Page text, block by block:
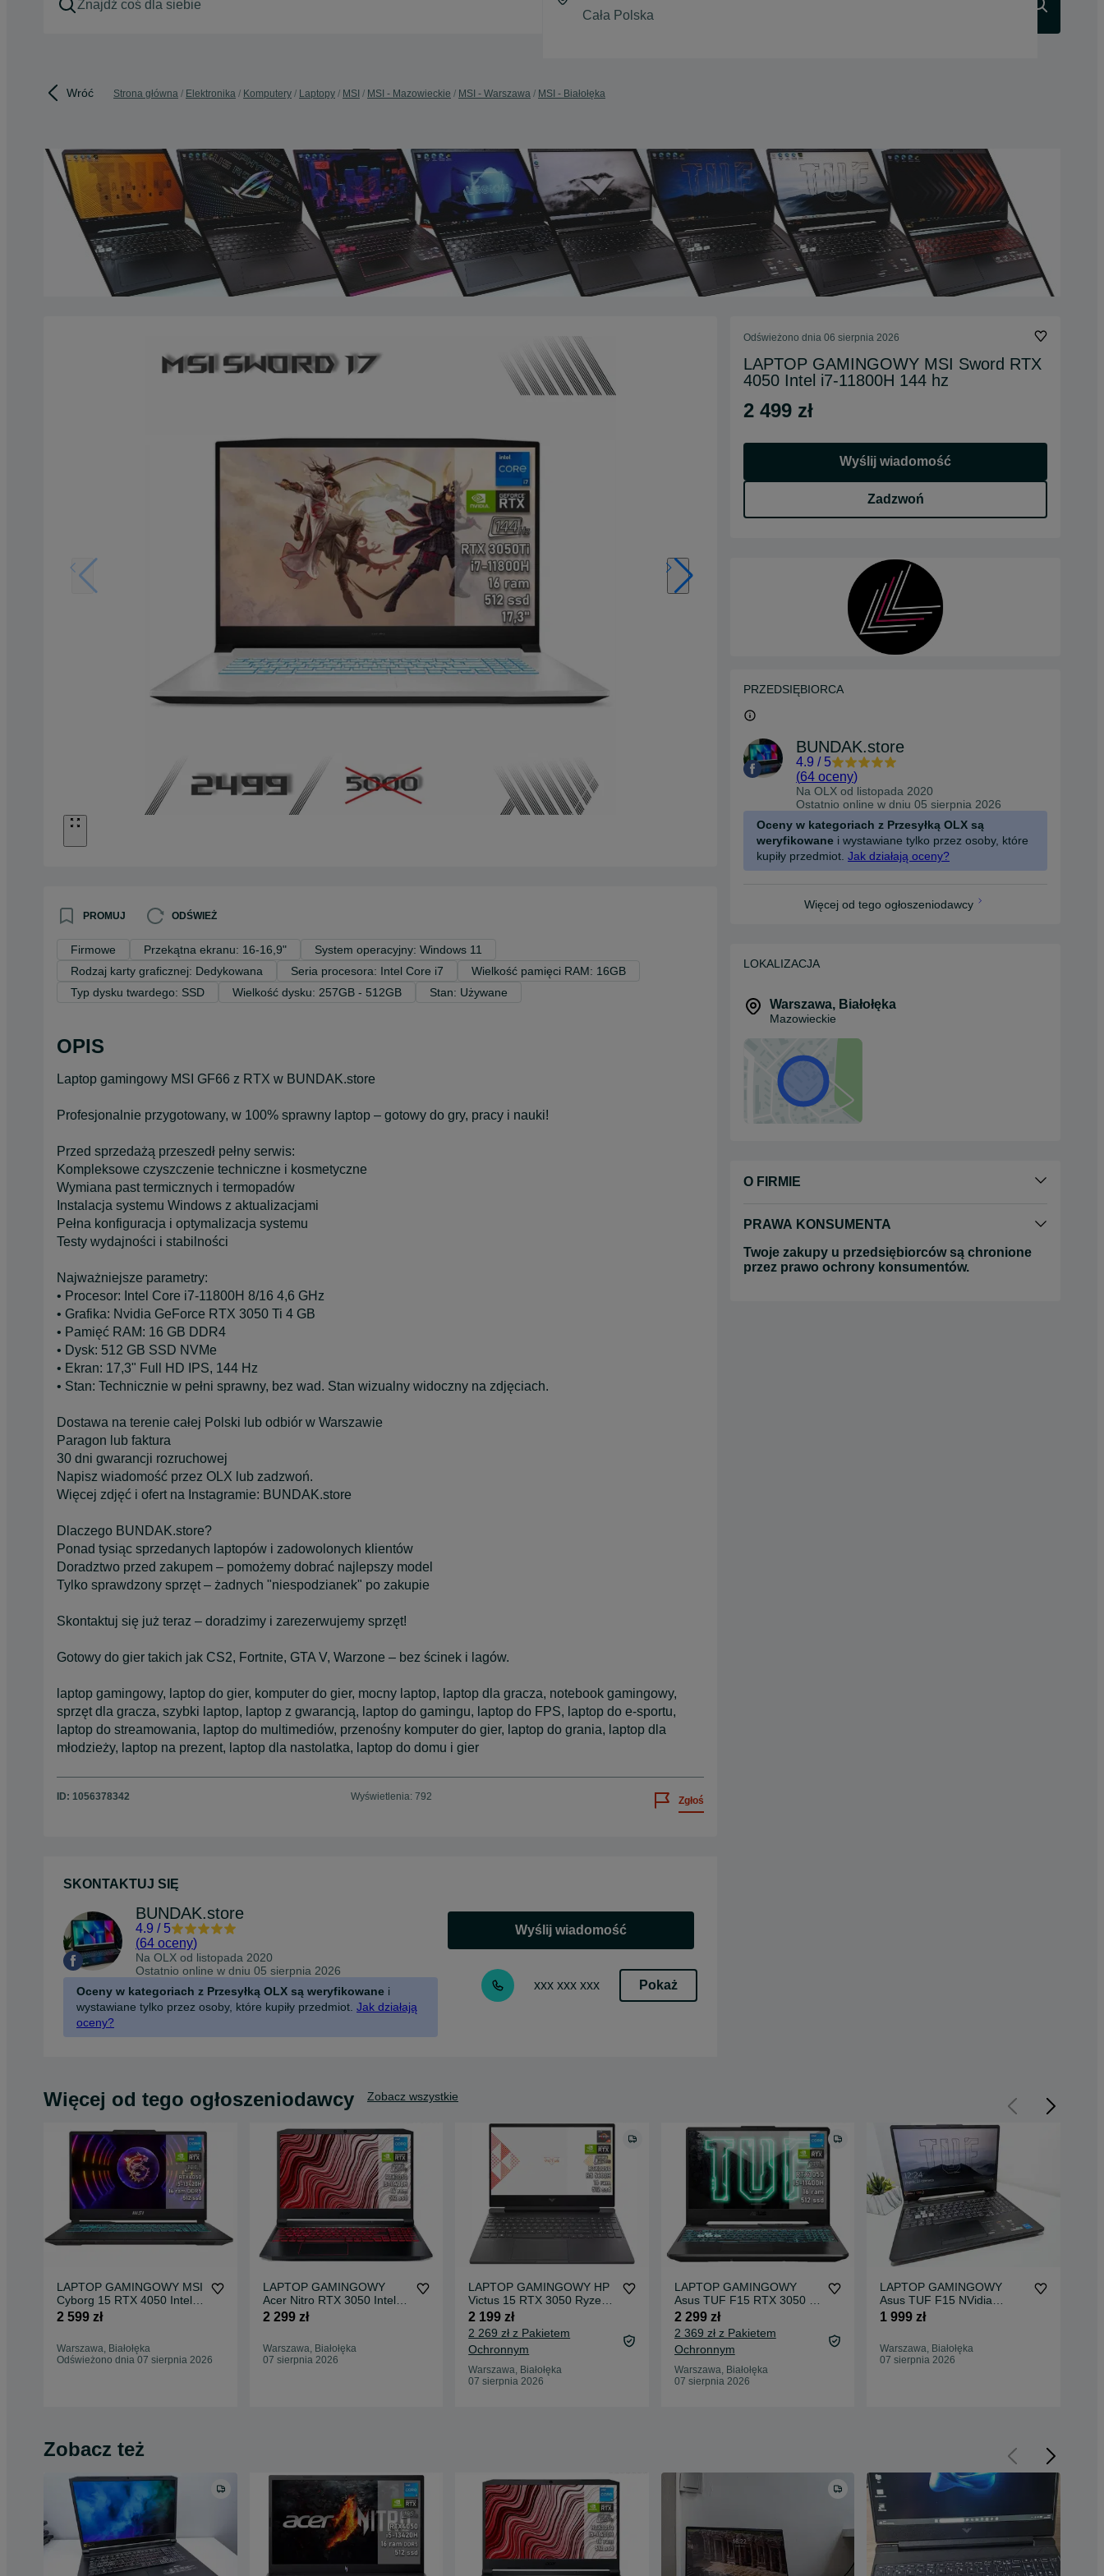
Wróć Strona główna Elektronika Komputery Laptopy MSI MSI - Mazowieckie MSI - Warszawa MSI - Białołęka
PROMUJ ODŚWIEŻ
Firmowe Przekątna ekranu: 16-16,9"
System operacyjny: Windows 11
Rodzaj karty graficznej: Dedykowana
Seria procesora: Intel Core i7
Wielkość pamięci RAM: 16GB
Typ dysku twardego: SSD
Wielkość dysku: 257GB - 512GB Stan: Używane
OPIS
Laptop gamingowy MSI GF66 z RTX w BUNDAK.store
Profesjonalnie przygotowany, w 100% sprawny laptop – gotowy do gry, pracy i nauki!
Przed sprzedażą przeszedł pełny serwis:
Kompleksowe czyszczenie techniczne i kosmetyczne
Wymiana past termicznych i termopadów
Instalacja systemu Windows z aktualizacjami
Pełna konfiguracja i optymalizacja systemu
Testy wydajności i stabilności
Najważniejsze parametry:
• Procesor: Intel Core i7-11800H 8/16 4,6 GHz
• Grafika: Nvidia GeForce RTX 3050 Ti 4 GB
• Pamięć RAM: 16 GB DDR4
• Dysk: 512 GB SSD NVMe
• Ekran: 17,3" Full HD IPS, 144 Hz
• Stan: Technicznie w pełni sprawny, bez wad. Stan wizualny widoczny na zdjęciach.
Dostawa na terenie całej Polski lub odbiór w Warszawie
Paragon lub faktura
30 dni gwarancji rozruchowej
Napisz wiadomość przez OLX lub zadzwoń.
Więcej zdjęć i ofert na Instagramie: BUNDAK.store
Dlaczego BUNDAK.store?
Ponad tysiąc sprzedanych laptopów i zadowolonych klientów
Doradztwo przed zakupem – pomożemy dobrać najlepszy model
Tylko sprawdzony sprzęt – żadnych "niespodzianek" po zakupie
Skontaktuj się już teraz – doradzimy i zarezerwujemy sprzęt!
Gotowy do gier takich jak CS2, Fortnite, GTA V, Warzone – bez ścinek i lagów.
laptop gamingowy, laptop do gier, komputer do gier, mocny laptop, laptop dla gracza, notebook gamingowy,
sprzęt dla gracza, szybki laptop, laptop z gwarancją, laptop do gamingu, laptop do FPS, laptop do e-sportu,
laptop do streamowania, laptop do multimediów, przenośny komputer do gier, laptop do grania, laptop dla
młodzieży, laptop na prezent, laptop dla nastolatka, laptop do domu i gier
ID: 1056378342 Wyświetlenia: 792 Zgłoś
SKONTAKTUJ SIĘ
BUNDAK.store
4.9 / 5
(64 oceny)
Na OLX od listopada 2020
Ostatnio online w dniu 05 sierpnia 2026
Oceny w kategoriach z Przesyłką OLX są weryfikowane i
wystawiane tylko przez osoby, które kupiły przedmiot. Jak działają
oceny?
Wyślij wiadomość
xxx xxx xxx Pokaż
Odświeżono dnia 06 sierpnia 2026
LAPTOP GAMINGOWY MSI Sword RTX
4050 Intel i7-11800H 144 hz
2 499 zł
Wyślij wiadomość
Zadzwoń
PRZEDSIĘBIORCA
BUNDAK.store
4.9 / 5
(64 oceny)
Na OLX od listopada 2020
Ostatnio online w dniu 05 sierpnia 2026
Oceny w kategoriach z Przesyłką OLX są
weryfikowane i wystawiane tylko przez osoby, które
kupiły przedmiot. Jak działają oceny?
Więcej od tego ogłoszeniodawcy
LOKALIZACJA
Warszawa, Białołęka
Mazowieckie
O FIRMIE
PRAWA KONSUMENTA
Twoje zakupy u przedsiębiorców są chronione
przez prawo ochrony konsumentów.
Więcej od tego ogłoszeniodawcy Zobacz wszystkie
LAPTOP GAMINGOWY MSI
Cyborg 15 RTX 4050 Intel
i5-13420H 144 hz
2 599 zł
Warszawa, Białołęka
Odświeżono dnia 07 sierpnia 2026
LAPTOP GAMINGOWY
Acer Nitro RTX 3050 Intel
i5-11400H 144 hz
2 299 zł
Warszawa, Białołęka
07 sierpnia 2026
LAPTOP GAMINGOWY HP
Victus 15 RTX 3050 Ryzen
5 5600H 144hz
2 199 zł
2 269 zł z Pakietem
Ochronnym
Warszawa, Białołęka
07 sierpnia 2026
LAPTOP GAMINGOWY
Asus TUF F15 RTX 3050 Ti
i5-11400H 144 hz
2 299 zł
2 369 zł z Pakietem
Ochronnym
Warszawa, Białołęka
07 sierpnia 2026
LAPTOP GAMINGOWY
Asus TUF F15 NVidia
GeForce RTX Intel Core
1 999 zł
Warszawa, Białołęka
07 sierpnia 2026
Zobacz też